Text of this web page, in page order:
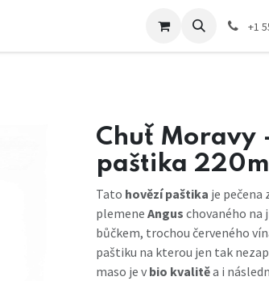
+1
Chuť Moravy
paštika
Tato hovězí paštika je pečena
plemene Angus chovaného na
bůčkem, trochou červeného
paštiku na kterou jen tak
maso je v bio kvalitěa i